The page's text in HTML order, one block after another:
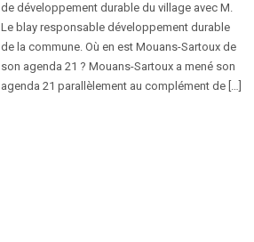
de développement durable du village avec M.
Le blay responsable développement durable
de la commune. Où en est Mouans-Sartoux de
son agenda 21 ? Mouans-Sartoux a mené son
agenda 21 parallèlement au complément de […]